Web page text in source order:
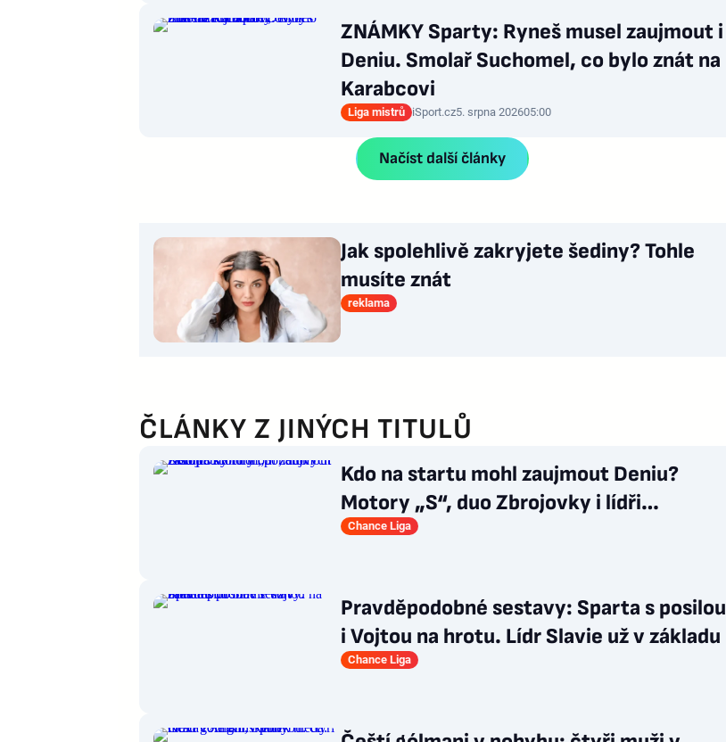
ZNÁMKY Sparty: Ryneš musel zaujmout i
Deniu. Smolař Suchomel, co bylo znát na
Karabcovi
Liga mistrů iSport.cz5. srpna 202605:00
Načíst další články
Jak spolehlivě zakryjete šediny? Tohle
musíte znát
reklama
ČLÁNKY Z JINÝCH TITULŮ
Kdo na startu mohl zaujmout Deniu?
Motory „S“, duo Zbrojovky i lídři
pohárových zástupců
Chance Liga
Pravděpodobné sestavy: Sparta s posilou
i Vojtou na hrotu. Lídr Slavie už v základu
Chance Liga